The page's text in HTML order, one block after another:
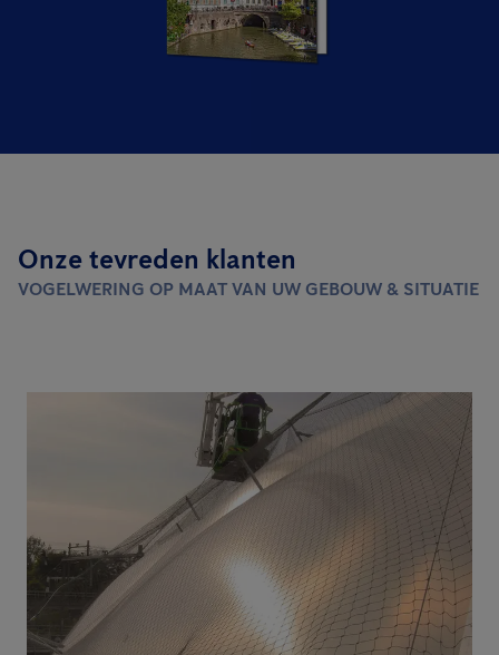
Onze tevreden klanten
VOGELWERING OP MAAT VAN UW GEBOUW & SITUATIE